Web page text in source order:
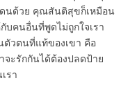
นด้วย คุณสันติสุขก็เหมือน
บคนอื่นที่พูดไม่ถูกใจเรา
ตัวตนที่แท้ของเขา คือ
จะรักกันได้ต้องปลดป้าย
รา